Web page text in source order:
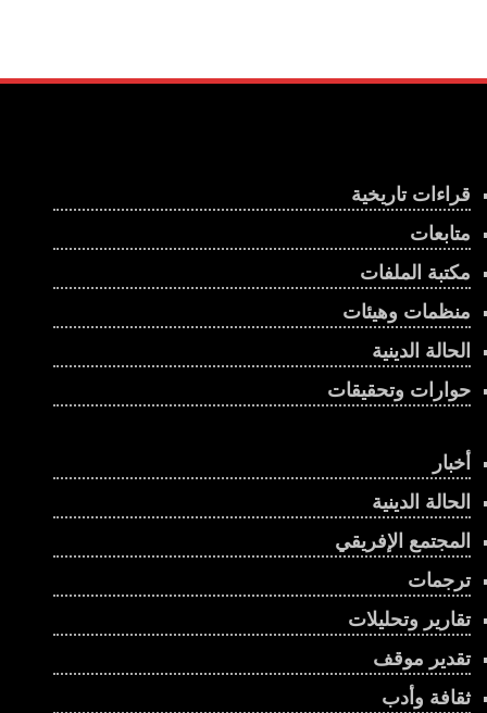
قراءات تاريخية
متابعات
مكتبة الملفات
منظمات وهيئات
الحالة الدينية
حوارات وتحقيقات
أخبار
الحالة الدينية
المجتمع الإفريقي
ترجمات
تقارير وتحليلات
تقدير موقف
ثقافة وأدب